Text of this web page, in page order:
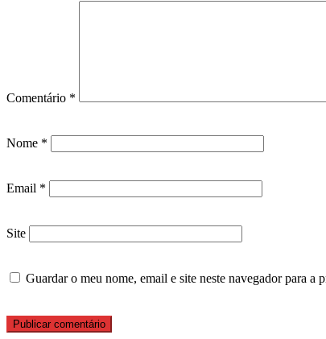
Comentário *
Nome *
Email *
Site
Guardar o meu nome, email e site neste navegador para a